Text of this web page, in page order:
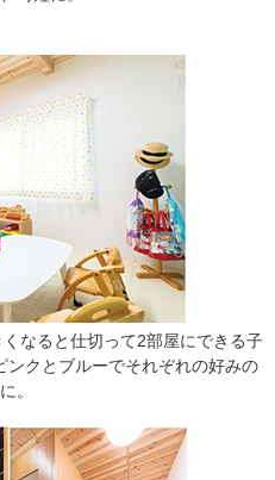
なると仕切って2部屋にできる子
ンクとブルーでそれぞれの好みの
。